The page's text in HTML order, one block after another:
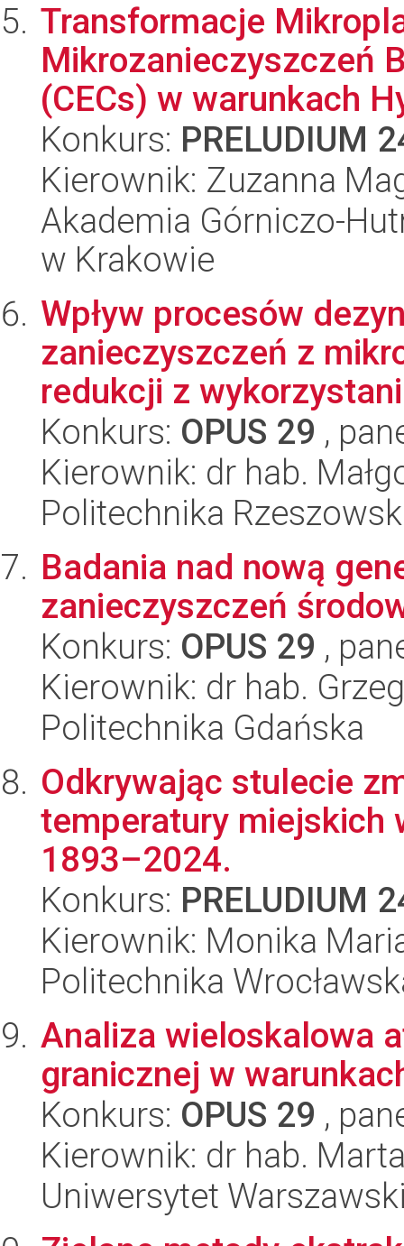
Transformacje
Mikrozanieczyszczeń
(CECs) w warunkach
Konkurs: PRELUDIUM
Kierownik: Zuzanna
Akademia Górniczo-
w Krakowie
Wpływ procesów
zanieczyszczeń z
redukcji z
Konkurs: OPUS 29 ,
Kierownik: dr hab.
Politechnika
Badania nad nową
zanieczyszczeń
Konkurs: OPUS 29 ,
Kierownik: dr hab.
Politechnika Gdańska
Odkrywając stulecie
temperatury miejskich
1893–2024.
Konkurs: PRELUDIUM
Kierownik: Monika
Politechnika
Analiza wieloskalowa
granicznej w
Konkurs: OPUS 29 ,
Kierownik: dr hab.
Uniwersytet